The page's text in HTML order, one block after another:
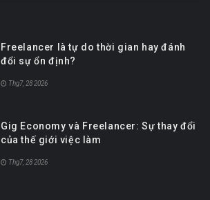
Freelancer là tự do thời gian hay đánh
đổi sự ổn định?
Thg7, 28 2026
Gig Economy và Freelancer: Sự thay đổi
của thế giới việc làm
Thg7, 28 2026